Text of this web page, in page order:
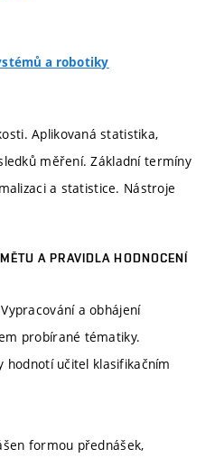
a robotiky
Aplikovaná statistika,
měření. Základní termíny
a statistice. Nástroje
A PRAVIDLA HODNOCENÍ
a obhájení
probírané tématiky.
hodnotí učitel klasifikačním
formou přednášek,